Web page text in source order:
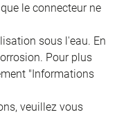
le connecteur ne
sous l'eau. En
Pour plus
"Informations
veuillez vous